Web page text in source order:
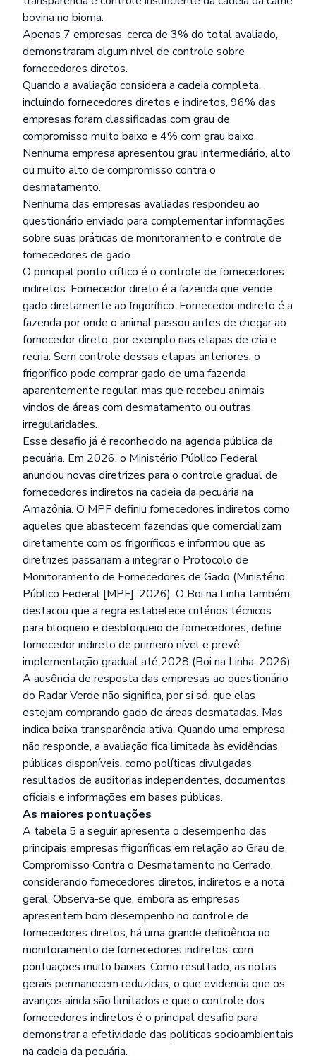
bovina no bioma.
Apenas 7 empresas, cerca de 3% do total avaliado,
demonstraram algum nível de controle sobre
fornecedores diretos.
Quando a avaliação considera a cadeia completa,
incluindo fornecedores diretos e indiretos, 96% das
empresas foram classificadas com grau de
compromisso muito baixo e 4% com grau baixo.
Nenhuma empresa apresentou grau intermediário, alto
ou muito alto de compromisso contra o
desmatamento.
Nenhuma das empresas avaliadas respondeu ao
questionário enviado para complementar informações
sobre suas práticas de monitoramento e controle de
fornecedores de gado.
O principal ponto crítico é o controle de fornecedores
indiretos. Fornecedor direto é a fazenda que vende
gado diretamente ao frigorífico. Fornecedor indireto é a
fazenda por onde o animal passou antes de chegar ao
fornecedor direto, por exemplo nas etapas de cria e
recria. Sem controle dessas etapas anteriores, o
frigorífico pode comprar gado de uma fazenda
aparentemente regular, mas que recebeu animais
vindos de áreas com desmatamento ou outras
irregularidades.
Esse desafio já é reconhecido na agenda pública da
pecuária. Em 2026, o Ministério Público Federal
anunciou novas diretrizes para o controle gradual de
fornecedores indiretos na cadeia da pecuária na
Amazônia. O MPF definiu fornecedores indiretos como
aqueles que abastecem fazendas que comercializam
diretamente com os frigoríficos e informou que as
diretrizes passariam a integrar o Protocolo de
Monitoramento de Fornecedores de Gado (Ministério
Público Federal [MPF], 2026). O Boi na Linha também
destacou que a regra estabelece critérios técnicos
para bloqueio e desbloqueio de fornecedores, define
fornecedor indireto de primeiro nível e prevê
implementação gradual até 2028 (Boi na Linha, 2026).
A ausência de resposta das empresas ao questionário
do Radar Verde não significa, por si só, que elas
estejam comprando gado de áreas desmatadas. Mas
indica baixa transparência ativa. Quando uma empresa
não responde, a avaliação fica limitada às evidências
públicas disponíveis, como políticas divulgadas,
resultados de auditorias independentes, documentos
oficiais e informações em bases públicas.
As maiores pontuações
A tabela 5 a seguir apresenta o desempenho das
principais empresas frigoríficas em relação ao Grau de
Compromisso Contra o Desmatamento no Cerrado,
considerando fornecedores diretos, indiretos e a nota
geral. Observa-se que, embora as empresas
apresentem bom desempenho no controle de
fornecedores diretos, há uma grande deficiência no
monitoramento de fornecedores indiretos, com
pontuações muito baixas. Como resultado, as notas
gerais permanecem reduzidas, o que evidencia que os
avanços ainda são limitados e que o controle dos
fornecedores indiretos é o principal desafio para
demonstrar a efetividade das políticas socioambientais
na cadeia da pecuária.